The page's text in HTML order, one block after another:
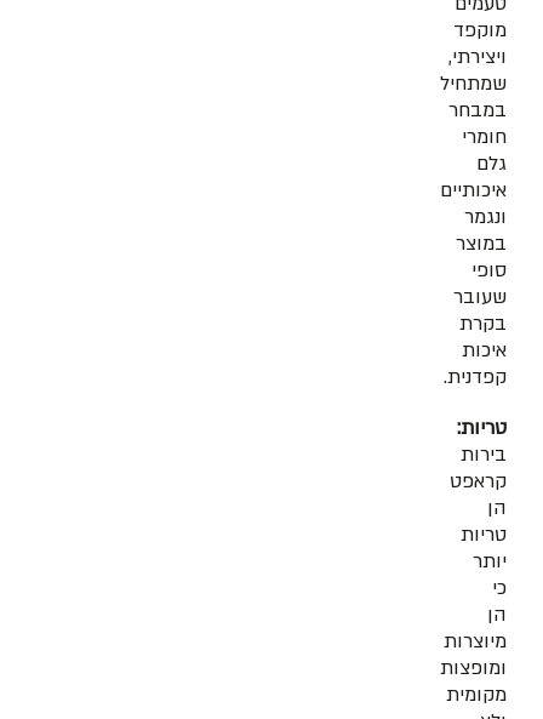
מוקפד
ויצירתי,
שמתחיל
במבחר
חומרי
גלם
איכותיים
ונגמר
במוצר
סופי
שעובר
בקרת
איכות
קפדנית.
טריות:
בירות
קראפט
הן
טריות
יותר
כי
הן
מיוצרות
ומופצות
מקומית